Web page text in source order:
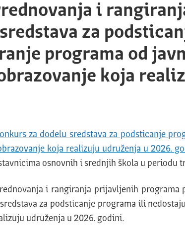
i
za
programa od
koja
za dodelu sredstava za podsticanje
koja realizuju udruženja u 2026.
osnovnih i srednjih škola u periodu
i rangiranja prijavljenih
za podsticanje programa ili
udruženja u 2026. godini.